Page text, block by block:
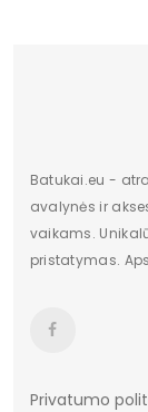
Batukai.eu -
avalynės ir
vaikams.
pristatymas.
Privatumo